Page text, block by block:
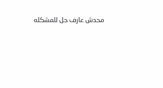
محدش عارف حل للمشكله